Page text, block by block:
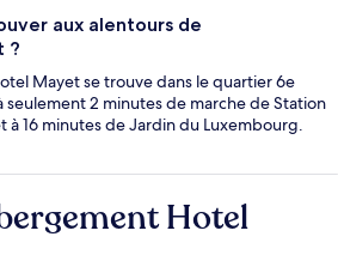
aux alentours de
?
Mayet se trouve dans le quartier 6e
seulement 2 minutes de marche de Station
à 16 minutes de Jardin du Luxembourg.
Hotel